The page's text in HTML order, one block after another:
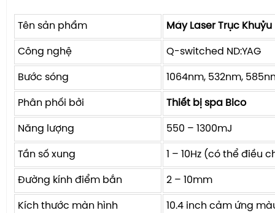
Tên sản phẩm Máy Laser Trục Khuỷu
Công nghệ Q-switched ND:YAG
Bước sóng 1064nm, 532nm,
Phân phối bởi Thiết bị spa Bico
Năng lượng 550 – 1300mJ
Tần số xung 1 – 10Hz (có thể điều
Đường kính điểm bắn 2 – 10mm
Kích thước màn hình 10.4 inch cảm ứng